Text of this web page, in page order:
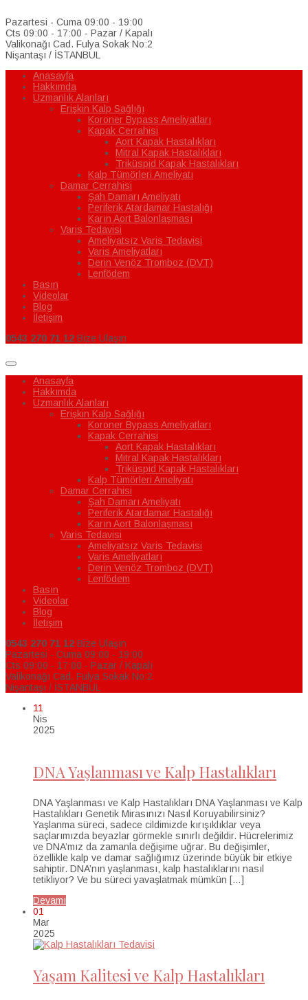
Pazartesi - Cuma 09:00 - 19:00
Cts 09:00 - 17:00 - Pazar / Kapalı
Valikonağı Cad. Fulya Sokak No:2
Nişantaşı / İSTANBUL
Anasayfa
Hakkımda
Uzmanlık Alanları
Erişkin Kalp Sağlığı
Koroner Bypass Ameliyatları
Kapak Cerrahisi
Aort Kapak Hastalıkları
Mitral Kapak Hastalıkları
Triküspid Kapak Hastalıkları
Kalp Tümörleri Ameliyatı
Damar Cerrahisi
Şah Damarı Ameliyatı
Periferik Atardamar Hastalığı
Karın Aort Balonlaşması
Varis Tedavisi
Ameliyatsız Varis Tedavisi
Varis Ameliyatları
Derin Venöz Tromboz (DVT)
Lenfödem
Basın
Videolar
Blog
İletişim
0543 270 71 12 Bize Ulaşın
Anasayfa
Hakkımda
Uzmanlık Alanları
Erişkin Kalp Sağlığı
Koroner Bypass Ameliyatları
Kapak Cerrahisi
Aort Kapak Hastalıkları
Mitral Kapak Hastalıkları
Triküspid Kapak Hastalıkları
Kalp Tümörleri Ameliyatı
Damar Cerrahisi
Şah Damarı Ameliyatı
Periferik Atardamar Hastalığı
Karın Aort Balonlaşması
Varis Tedavisi
Ameliyatsız Varis Tedavisi
Varis Ameliyatları
Derin Venöz Tromboz (DVT)
Lenfödem
Basın
Videolar
Blog
İletişim
0543 270 71 12 Bize Ulaşın
Pazartesi - Cuma 09:00 - 19:00
Cts 09:00 - 17:00 - Pazar / Kapalı
Valikonağı Cad. Fulya Sokak No:2
Nişantaşı / İSTANBUL
11
Nis
2025
DNA Yaşlanması ve Kalp Hastalıkları
DNA Yaşlanması ve Kalp Hastalıkları DNA Yaşlanması ve Kalp
Hastalıkları Genetik Mirasınızı Nasıl Koruyabilirsiniz?
Yaşlanma süreci, sadece cildimizde kırışıklıklar veya
saçlarımızda beyazlar görmekle sınırlı değildir. Hücrelerimiz
ve DNA’mız da zamanla değişime uğrar. Bu değişimler,
özellikle kalp ve damar sağlığımız üzerinde büyük bir etkiye
sahiptir. DNA’nın yaşlanması, kalp hastalıklarını nasıl
tetikliyor? Ve bu süreci yavaşlatmak mümkün […]
Devamı
01
Mar
2025
Yaşam Kalitesi ve Kalp Hastalıkları